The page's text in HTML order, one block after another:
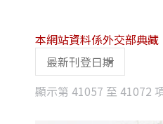
顯示第 41057 至 41072
本網站資料係外交部典